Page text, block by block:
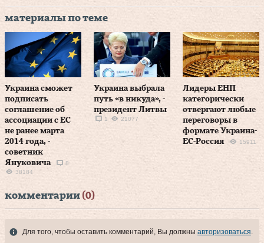
материалы по теме
Украина сможет
подписать
соглашение об
ассоциации с ЕС
не ранее марта
2014 года, -
советник
Януковича
8
38184
Украина выбрала
путь «в никуда», -
президент Литвы
1 21077
Лидеры ЕНП
категорически
отвергают любые
переговоры в
формате Украина-
ЕС-Россия
15911
комментарии (0)
Для того, чтобы оставить комментарий, Вы должны авторизоваться.